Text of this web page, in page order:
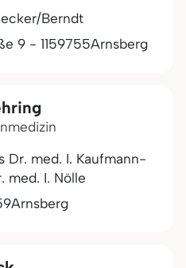
Berndt
9 - 1159755Arnsberg
Dr. med. I. Kaufmann-
med. I. Nölle
Arnsberg